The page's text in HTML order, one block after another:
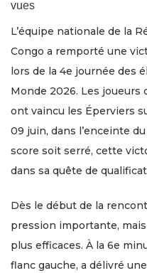
vues
L’équipe nationale de la
Congo a remporté une
lors de la 4e journée des
Monde 2026. Les joueurs
ont vaincu les Éperviers
09 juin, dans l’enceinte
score soit serré, cette
dans sa quête de
Dès le début de la
pression importante,
plus efficaces. À la 6e
flanc gauche, a délivré